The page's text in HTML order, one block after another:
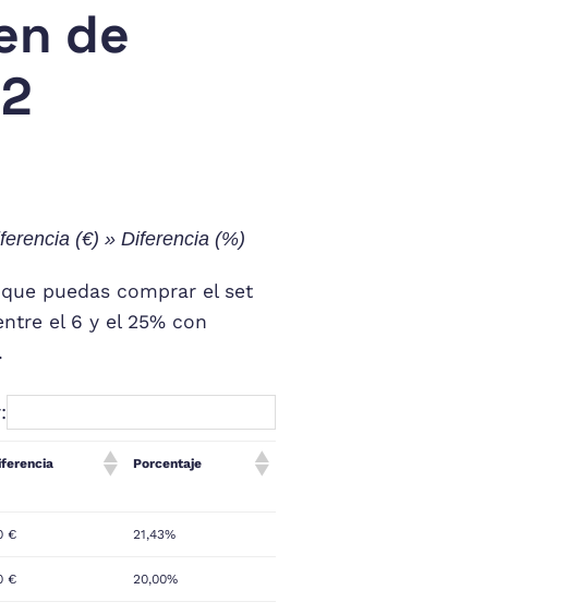
de
(€) » Diferencia (%)
puedas comprar el set
el 6 y el 25% con
Porcentaje
€ 21,43%
€ 20,00%